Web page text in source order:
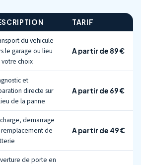
TARIF
du vehicule
le garage ou lieu
choix
A partir de 89 €
et
directe sur
de la panne
A partir de 69 €
demarrage
de
A partir de 49 €
de porte en